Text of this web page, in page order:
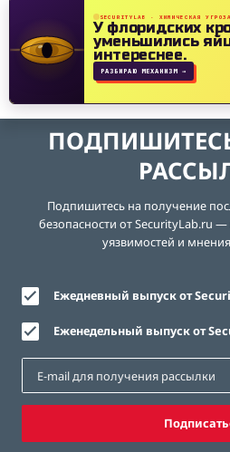
SECURITYLAB · ХИМИЧЕСКАЯ УГРОЗА
У флоридских
уменьшились
интереснее.
РАЗБИРАЮ МЕХАНИЗМ →
Подпишитесь на получение
безопасности от SecurityLab.ru
уязвимостей и
Ежедневный выпуск от
Еженедельный выпуск от